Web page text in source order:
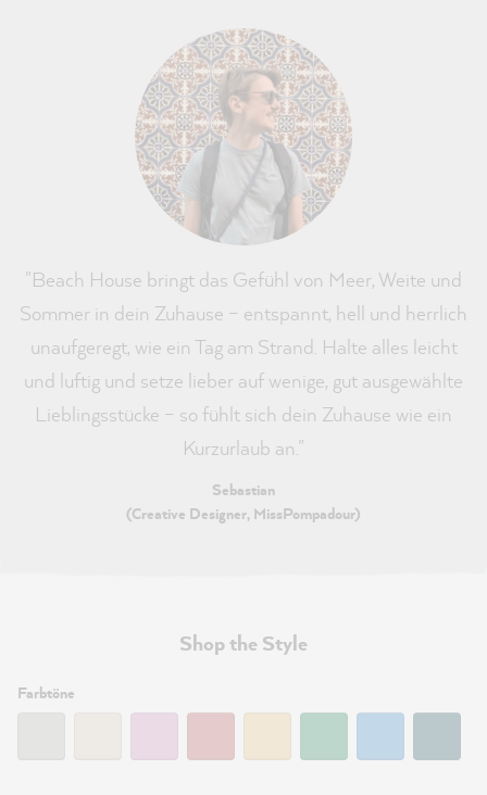
"Beach House bringt das Gefühl von Meer, Weite und
Sommer in dein Zuhause – entspannt, hell und herrlich
unaufgeregt, wie ein Tag am Strand. Halte alles leicht
und luftig und setze lieber auf wenige, gut ausgewählte
Lieblingsstücke – so fühlt sich dein Zuhause wie ein
Kurzurlaub an."
Sebastian
(Creative Designer, MissPompadour)
Shop the Style
Farbtöne